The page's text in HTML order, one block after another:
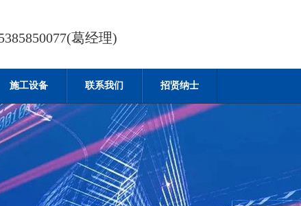
葛经理)
施工设备 联系我们 招贤纳士